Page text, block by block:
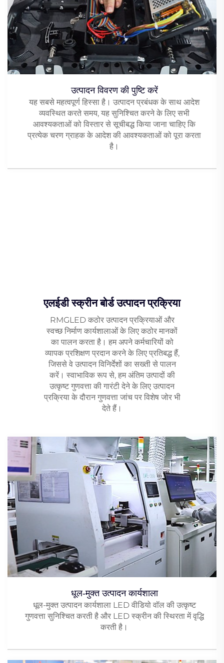
उत्पादन विवरण की पुष्टि करें
यह सबसे महत्वपूर्ण हिस्सा है। उत्पादन प्रबंधक के साथ आदेश
व्यवस्थित करते समय, यह सुनिश्चित करने के लिए सभी
आवश्यकताओं को विस्तार से सूचीबद्ध किया जाना चाहिए कि
प्रत्येक चरण ग्राहक के आदेश की आवश्यकताओं को पूरा करता
है।
एलईडी स्क्रीन बोर्ड उत्पादन प्रक्रिया
RMGLED कठोर उत्पादन प्रक्रियाओं और
स्वच्छ निर्माण कार्यशालाओं के लिए कठोर मानकों
का पालन करता है। हम अपने कर्मचारियों को
व्यापक प्रशिक्षण प्रदान करने के लिए प्रतिबद्ध हैं,
जिससे वे उत्पादन विनिर्देशों का सख्ती से पालन
करें। स्वाभाविक रूप से, हम अंतिम उत्पादों की
उत्कृष्ट गुणवत्ता की गारंटी देने के लिए उत्पादन
प्रक्रिया के दौरान गुणवत्ता जांच पर विशेष जोर भी
देते हैं।
धूल-मुक्त उत्पादन कार्यशाला
धूल-मुक्त उत्पादन कार्यशाला LED वीडियो वॉल की उत्कृष्ट
गुणवत्ता सुनिश्चित करती है और LED स्क्रीन की स्थिरता में वृद्धि
करती है।